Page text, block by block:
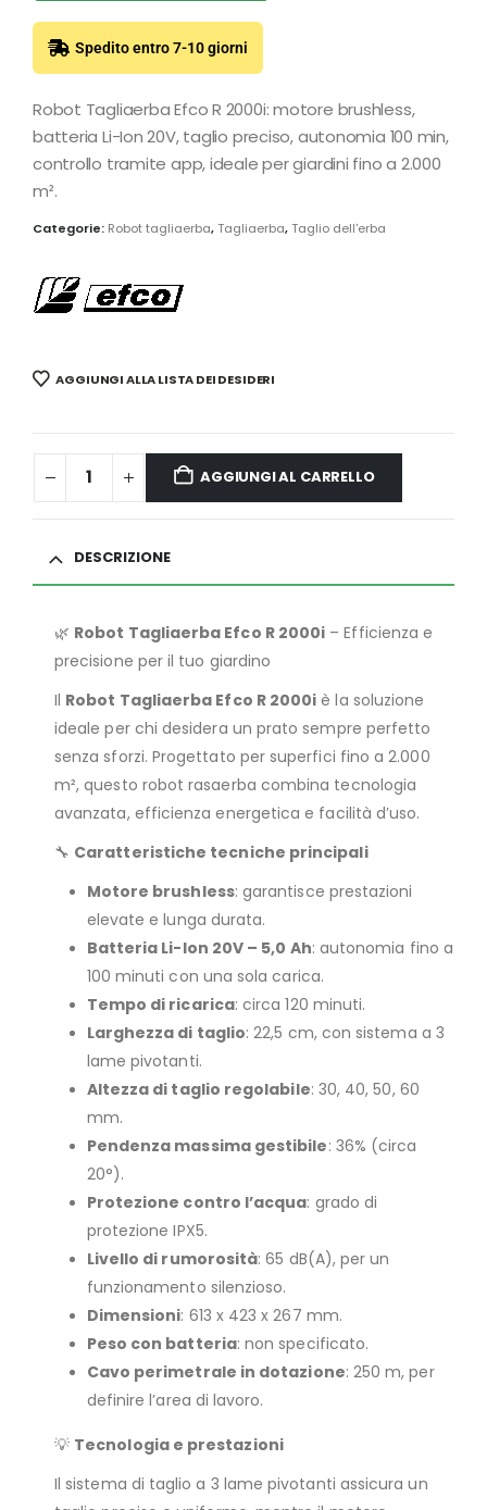
Spedito entro 7-10 giorni
Robot Tagliaerba Efco R 2000i: motore brushless,
batteria Li-Ion 20V, taglio preciso, autonomia 100 min,
controllo tramite app, ideale per giardini fino a 2.000
m².
Categorie: Robot tagliaerba,Tagliaerba,Taglio dell'erba
AGGIUNGI ALLA LISTA DEI DESIDERI
AGGIUNGI AL CARRELLO
DESCRIZIONE
🌿 Robot Tagliaerba Efco R 2000i – Efficienza e
precisione per il tuo giardino
Il Robot Tagliaerba Efco R 2000i è la soluzione
ideale per chi desidera un prato sempre perfetto
senza sforzi. Progettato per superfici fino a 2.000
m², questo robot rasaerba combina tecnologia
avanzata, efficienza energetica e facilità d’uso.
🔧 Caratteristiche tecniche principali
Motore brushless: garantisce prestazioni
elevate e lunga durata.
Batteria Li-Ion 20V – 5,0 Ah: autonomia fino a
100 minuti con una sola carica.
Tempo di ricarica: circa 120 minuti.
Larghezza di taglio: 22,5 cm, con sistema a 3
lame pivotanti.
Altezza di taglio regolabile: 30, 40, 50, 60
mm.
Pendenza massima gestibile: 36% (circa
20°).
Protezione contro l’acqua: grado di
protezione IPX5.
Livello di rumorosità: 65 dB(A), per un
funzionamento silenzioso.
Dimensioni: 613 x 423 x 267 mm.
Peso con batteria: non specificato.
Cavo perimetrale in dotazione: 250 m, per
definire l’area di lavoro.
💡 Tecnologia e prestazioni
Il sistema di taglio a 3 lame pivotanti assicura un